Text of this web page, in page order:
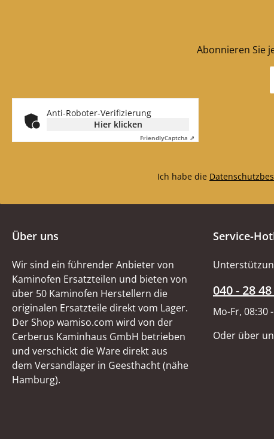
Abonnieren Sie
Anti-Roboter-Verifizierung
Hier klicken
FriendlyCaptcha ⇗
Ich habe die
Über uns
Wir sind ein führender Anbieter von
Kaminofen Ersatzteilen und bieten von
über 50 Kaminofen Herstellern die
originalen Ersatzteile direkt vom Lager.
Der Shop wamiso.com wird von der
Cerberus Kaminhaus GmbH betrieben
und verschickt die Ware direkt aus
dem Versandlager in Geesthacht (nähe
Hamburg).
Service-
040 - 28
Mo-Fr, 08:30
Oder über